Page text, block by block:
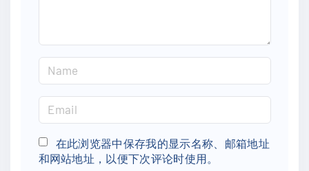
a
e
*
m
a
i
在此浏览器中保存我的显示名称、邮箱地址
和网站地址，以便下次评论时使用。